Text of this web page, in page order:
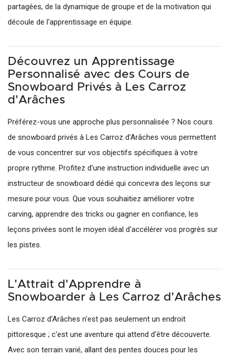
partagées, de la dynamique de groupe et de la motivation qui
découle de l'apprentissage en équipe.
Découvrez un Apprentissage
Personnalisé avec des Cours de
Snowboard Privés à Les Carroz
d'Arâches
Préférez-vous une approche plus personnalisée ? Nos cours
de snowboard privés à Les Carroz d'Arâches vous permettent
de vous concentrer sur vos objectifs spécifiques à votre
propre rythme. Profitez d'une instruction individuelle avec un
instructeur de snowboard dédié qui concevra des leçons sur
mesure pour vous. Que vous souhaitiez améliorer votre
carving, apprendre des tricks ou gagner en confiance, les
leçons privées sont le moyen idéal d'accélérer vos progrès sur
les pistes.
L'Attrait d'Apprendre à
Snowboarder à Les Carroz d'Arâches
Les Carroz d'Arâches n'est pas seulement un endroit
pittoresque ; c'est une aventure qui attend d'être découverte.
Avec son terrain varié, allant des pentes douces pour les